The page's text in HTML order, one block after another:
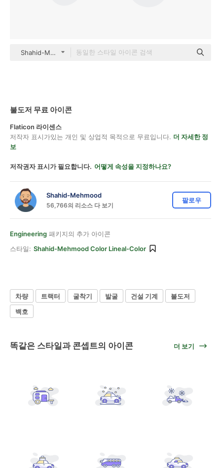
Shahid-Mehmood color lineal-color
불도저 무료 아이콘
Flaticon 라이센스
저작자 표시가있는 개인 및 상업적 목적으로 무료입니다. 더 자세한 정
보
저작권자 표시가 필요합니다. 어떻게 속성을 지정하나요?
Shahid-Mehmood
56,766의 리소스 다 보기
팔로우
Engineering 패키지의 추가 아이콘
스타일: Shahid-Mehmood Color Lineal-Color
차량 트랙터 굴착기 발굴 건설 기계
불도저
백호
똑같은 스타일과 콘셉트의 아이콘 더 보기